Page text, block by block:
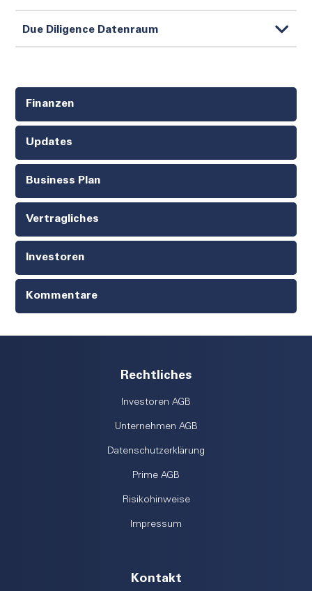
Due Diligence Datenraum
Finanzen
Updates
Business Plan
Vertragliches
Investoren
Kommentare
Rechtliches
Investoren AGB
Unternehmen AGB
Datenschutzerklärung
Prime AGB
Risikohinweise
Impressum
Kontakt